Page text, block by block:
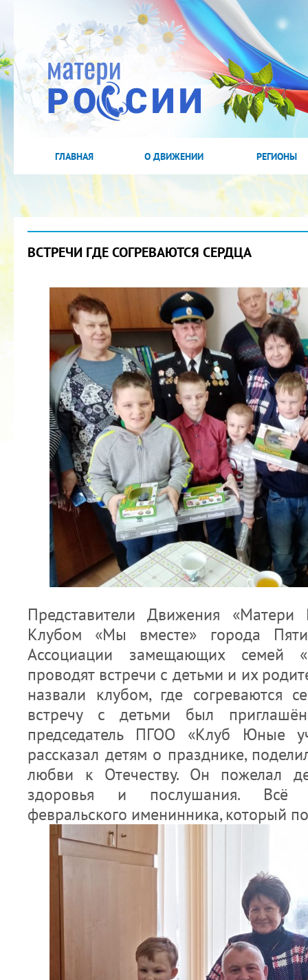
ГЛАВНАЯ О ДВИЖЕНИИ РЕГИОНЫ
ВСТРЕЧИ ГДЕ СОГРЕВАЮТСЯ СЕРДЦА
Представители Движения «Матери
Клубом «Мы вместе» города
Ассоциации замещающих семей
проводят встречи с детьми и их
назвали клубом, где согреваются
встречу с детьми был
председатель ПГОО «Клуб Юные
рассказал детям о празднике,
любви к Отечеству. Он пожелал
здоровья и послушания. Всё
февральского именинника, который
2022 ГОД ПРОВОЗГЛАШЕН ГОДОМ
МАТЕРИ В ЯКУТИИ
19.12.2021